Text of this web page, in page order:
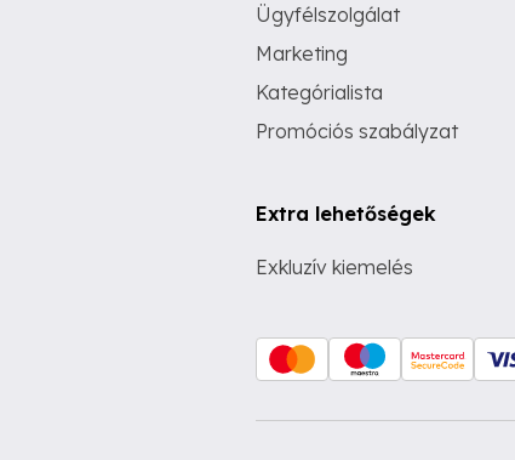
Ügyfélszolgálat
Marketing
Kategórialista
Promóciós szabályzat
Extra lehetőségek
Exkluzív kiemelés